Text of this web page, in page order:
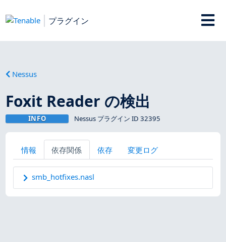
プラグイン
Nessus
Foxit Reader の検出
INFO Nessus プラグイン ID 32395
情報 依存関係 依存 変更ログ
smb_hotfixes.nasl